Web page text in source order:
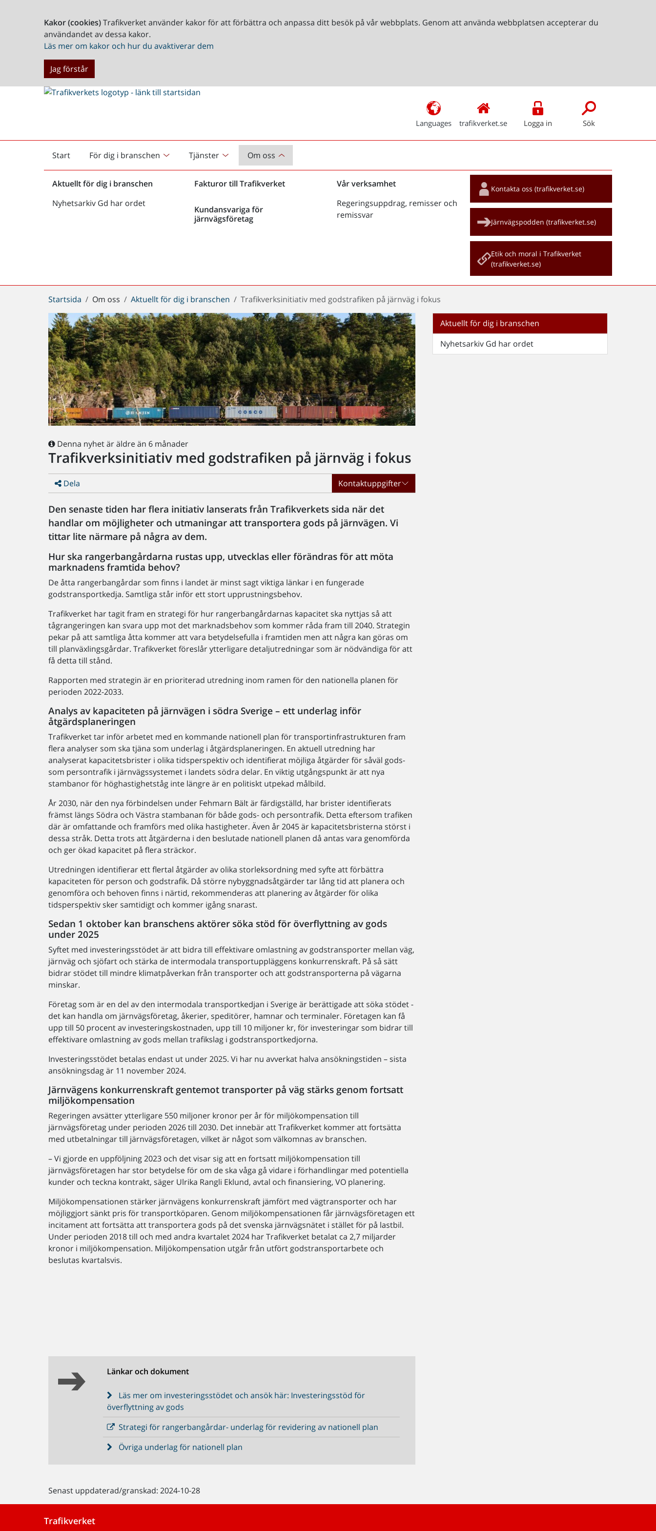
Kakor (cookies)Trafikverket använder kakor för att förbättra och anpassa ditt besök på vår webbplats. Genom att använda webbplatsen accepterar du
användandet av dessa kakor.
Läs mer om kakor och hur du avaktiverar dem
Jag förstår
Languages trafikverket.se Logga in Sök
Start
Startsida För dig i branschen Tjänster Om oss
Aktuellt för dig i branschen
Nyhetsarkiv Gd har ordet
Fakturor till Trafikverket
Kundansvariga för
järnvägsföretag
Vår verksamhet
Regeringsuppdrag, remisser och
remissvar
Snabblänkar
Kontakta oss (trafikverket.se)
Järnvägspodden (trafikverket.se)
Etik och moral i Trafikverket
(trafikverket.se)
Du
är
här:
Startsida Om oss Aktuellt för dig i branschen Trafikverksinitiativ med godstrafiken på järnväg i fokus
Denna nyhet är äldre än 6 månader
Trafikverksinitiativ med godstrafiken på järnväg i fokus
Dela Kontaktuppgifter
Den senaste tiden har flera initiativ lanserats från Trafikverkets sida när det
handlar om möjligheter och utmaningar att transportera gods på järnvägen. Vi
tittar lite närmare på några av dem.
Hur ska rangerbangårdarna rustas upp, utvecklas eller förändras för att möta
marknadens framtida behov?
De åtta rangerbangårdar som finns i landet är minst sagt viktiga länkar i en fungerade
godstransportkedja. Samtliga står inför ett stort upprustningsbehov.
Trafikverket har tagit fram en strategi för hur rangerbangårdarnas kapacitet ska nyttjas så att
tågrangeringen kan svara upp mot det marknadsbehov som kommer råda fram till 2040. Strategin
pekar på att samtliga åtta kommer att vara betydelsefulla i framtiden men att några kan göras om
till planväxlingsgårdar. Trafikverket föreslår ytterligare detaljutredningar som är nödvändiga för att
få detta till stånd.
Rapporten med strategin är en prioriterad utredning inom ramen för den nationella planen för
perioden 2022-2033.
Analys av kapaciteten på järnvägen i södra Sverige – ett underlag inför
åtgärdsplaneringen
Trafikverket tar inför arbetet med en kommande nationell plan för transportinfrastrukturen fram
flera analyser som ska tjäna som underlag i åtgärdsplaneringen. En aktuell utredning har
analyserat kapacitetsbrister i olika tidsperspektiv och identifierat möjliga åtgärder för såväl gods-
som persontrafik i järnvägssystemet i landets södra delar. En viktig utgångspunkt är att nya
stambanor för höghastighetståg inte längre är en politiskt utpekad målbild.
År 2030, när den nya förbindelsen under Fehmarn Bält är färdigställd, har brister identifierats
främst längs Södra och Västra stambanan för både gods- och persontrafik. Detta eftersom trafiken
där är omfattande och framförs med olika hastigheter. Även år 2045 är kapacitetsbristerna störst i
dessa stråk. Detta trots att åtgärderna i den beslutade nationell planen då antas vara genomförda
och ger ökad kapacitet på flera sträckor.
Utredningen identifierar ett flertal åtgärder av olika storleksordning med syfte att förbättra
kapaciteten för person och godstrafik. Då större nybyggnadsåtgärder tar lång tid att planera och
genomföra och behoven finns i närtid, rekommenderas att planering av åtgärder för olika
tidsperspektiv sker samtidigt och kommer igång snarast.
Sedan 1 oktober kan branschens aktörer söka stöd för överflyttning av gods
under 2025
Syftet med investeringsstödet är att bidra till effektivare omlastning av godstransporter mellan väg,
järnväg och sjöfart och stärka de intermodala transportuppläggens konkurrenskraft. På så sätt
bidrar stödet till mindre klimatpåverkan från transporter och att godstransporterna på vägarna
minskar.
Företag som är en del av den intermodala transportkedjan i Sverige är berättigade att söka stödet -
det kan handla om järnvägsföretag, åkerier, speditörer, hamnar och terminaler. Företagen kan få
upp till 50 procent av investeringskostnaden, upp till 10 miljoner kr, för investeringar som bidrar till
effektivare omlastning av gods mellan trafikslag i godstransportkedjorna.
Investeringsstödet betalas endast ut under 2025. Vi har nu avverkat halva ansökningstiden – sista
ansökningsdag är 11 november 2024.
Järnvägens konkurrenskraft gentemot transporter på väg stärks genom fortsatt
miljökompensation
Regeringen avsätter ytterligare 550 miljoner kronor per år för miljökompensation till
järnvägsföretag under perioden 2026 till 2030. Det innebär att Trafikverket kommer att fortsätta
med utbetalningar till järnvägsföretagen, vilket är något som välkomnas av branschen.
– Vi gjorde en uppföljning 2023 och det visar sig att en fortsatt miljökompensation till
järnvägsföretagen har stor betydelse för om de ska våga gå vidare i förhandlingar med potentiella
kunder och teckna kontrakt, säger Ulrika Rangli Eklund, avtal och finansiering, VO planering.
Miljökompensationen stärker järnvägens konkurrenskraft jämfört med vägtransporter och har
möjliggjort sänkt pris för transportköparen. Genom miljökompensationen får järnvägsföretagen ett
incitament att fortsätta att transportera gods på det svenska järnvägsnätet i stället för på lastbil.
Under perioden 2018 till och med andra kvartalet 2024 har Trafikverket betalat ca 2,7 miljarder
kronor i miljökompensation. Miljökompensation utgår från utfört godstransportarbete och
beslutas kvartalsvis.
Länkar och dokument
Läs mer om investeringsstödet och ansök här: Investeringsstöd för
överflyttning av gods
Strategi för rangerbangårdar- underlag för revidering av nationell plan
Övriga underlag för nationell plan
Senast uppdaterad/granskad: 2024-10-28
Aktuellt för dig i branschen
Nyhetsarkiv Gd har ordet
Trafikverket